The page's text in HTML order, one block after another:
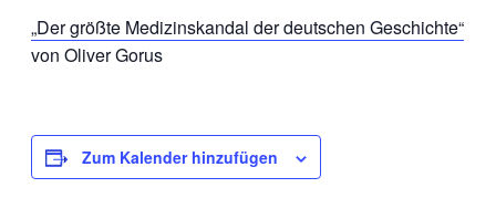
„Der größte Medizinskandal der deutschen Geschichte“
von Oliver Gorus
Zum Kalender hinzufügen